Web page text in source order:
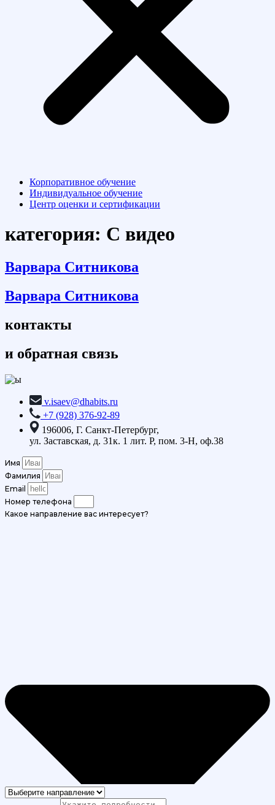
Корпоративное обучение
Индивидуальное обучение
Центр оценки и сертификации
категория: С видео
Варвара Ситникова
Варвара Ситникова
контакты
и обратная связь
v.isaev@dhabits.ru
+7 (928) 376-92-89
196006, Г. Санкт-Петербург,
ул. Заставская, д. 31к. 1 лит. Р, пом. 3-Н, оф.38
Имя
Фамилия
Email
Номер телефона
Какое направление вас интересует?